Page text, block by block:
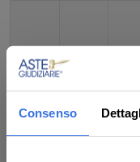
Consenso
2
9 10